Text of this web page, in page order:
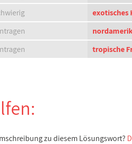
exotisches
tropische
zu diesem Lösungswort?